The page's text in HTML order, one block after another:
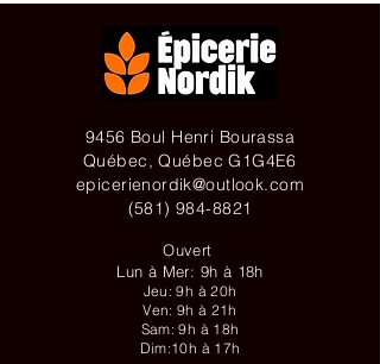
9456 Boul Henri Bourassa
Québec, Québec G1G4E6
epicerienordik@outlook.com
(581) 984-8821
Ouvert
Lun à Mer: 9h à 18h
Jeu: 9h à 20h
Ven: 9h à 21h
Sam: 9h à 18h
Dim:10h à 17h